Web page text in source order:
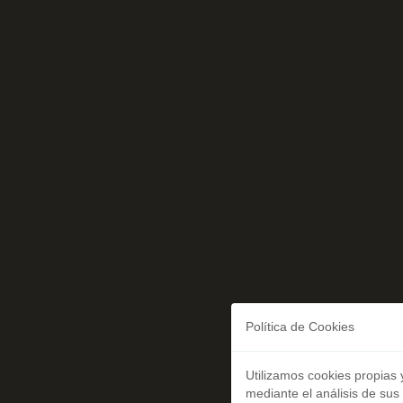
Política de Cookies
Utilizamos cookies
mediante el análisis de